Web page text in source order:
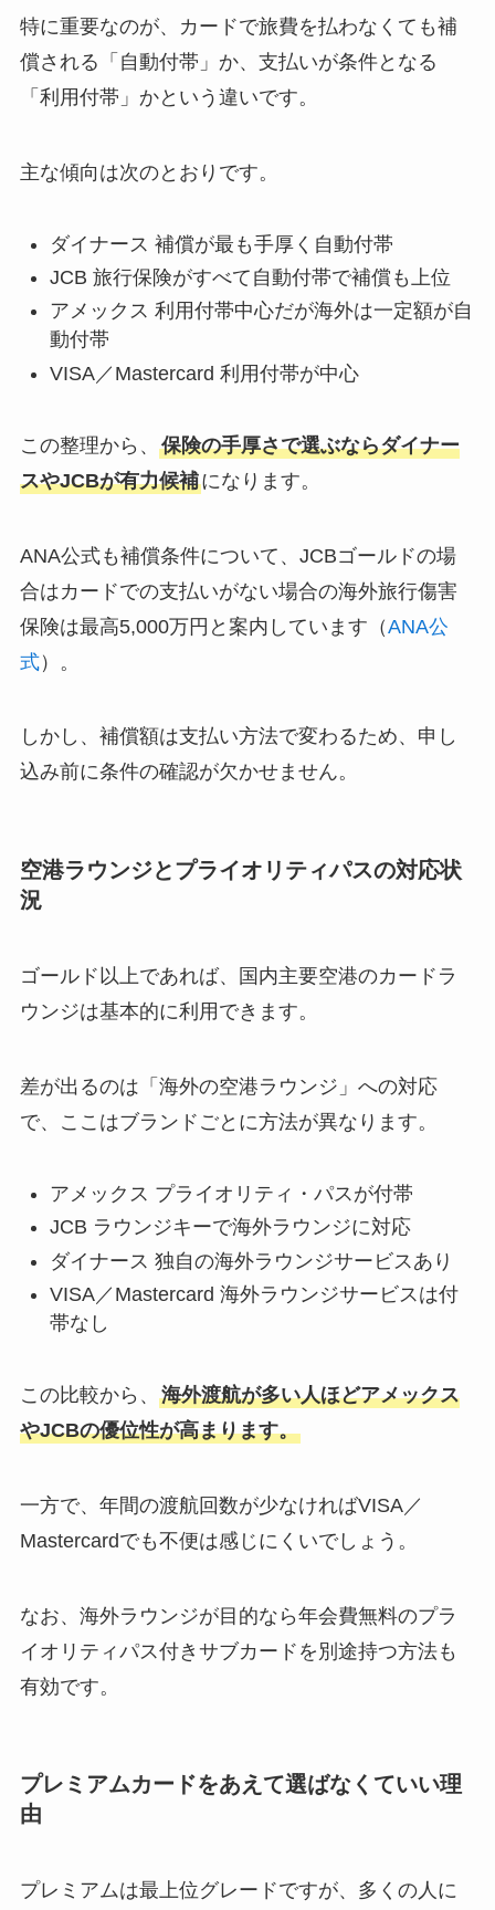
特に重要なのが、カードで旅費を払わなくても補
償される「自動付帯」か、支払いが条件となる
「利用付帯」かという違いです。
主な傾向は次のとおりです。
ダイナース 補償が最も手厚く自動付帯
JCB 旅行保険がすべて自動付帯で補償も上位
アメックス 利用付帯中心だが海外は一定額が自
動付帯
VISA／Mastercard 利用付帯が中心
この整理から、 保険の手厚さで選ぶならダイナー
スやJCBが有力候補になります。
ANA公式も補償条件について、JCBゴールドの場
合はカードでの支払いがない場合の海外旅行傷害
保険は最高5,000万円と案内しています（ANA公
式）。
しかし、補償額は支払い方法で変わるため、申し
込み前に条件の確認が欠かせません。
空港ラウンジとプライオリティパスの対応状
況
ゴールド以上であれば、国内主要空港のカードラ
ウンジは基本的に利用できます。
差が出るのは「海外の空港ラウンジ」への対応
で、ここはブランドごとに方法が異なります。
アメックス プライオリティ・パスが付帯
JCB ラウンジキーで海外ラウンジに対応
ダイナース 独自の海外ラウンジサービスあり
VISA／Mastercard 海外ラウンジサービスは付
帯なし
この比較から、 海外渡航が多い人ほどアメックス
やJCBの優位性が高まります。
一方で、年間の渡航回数が少なければVISA／
Mastercardでも不便は感じにくいでしょう。
なお、海外ラウンジが目的なら年会費無料のプラ
イオリティパス付きサブカードを別途持つ方法も
有効です。
プレミアムカードをあえて選ばなくていい理
由
プレミアムは最上位グレードですが、多くの人に